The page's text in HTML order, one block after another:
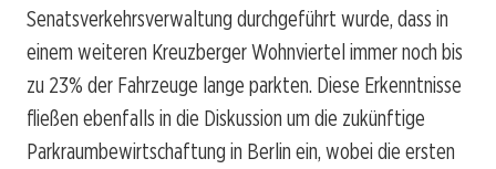
Senatsverkehrsverwaltung durchgeführt wurde, dass in
einem weiteren Kreuzberger Wohnviertel immer noch bis
zu 23% der Fahrzeuge lange parkten. Diese Erkenntnisse
fließen ebenfalls in die Diskussion um die zukünftige
Parkraumbewirtschaftung in Berlin ein, wobei die ersten